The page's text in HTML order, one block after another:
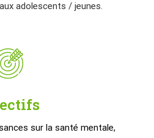
adolescents / jeunes.
sur la santé mentale,